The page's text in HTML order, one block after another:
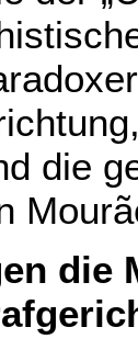
die
die